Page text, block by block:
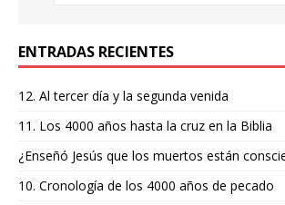
ENTRADAS RECIENTES
12. Al tercer día y la segunda venida
11. Los 4000 años hasta la cruz en la Biblia
¿Enseñó Jesús que los muertos están
10. Cronología de los 4000 años de pecado